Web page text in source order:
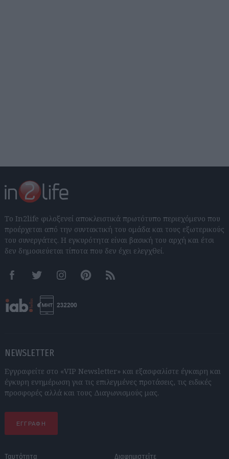
Το In2life φιλοξενεί αποκλειστικά πρωτότυπο περιεχόμενο που
προέρχεται από την συντακτική του ομάδα και τους εξωτερικούς
του συνεργάτες. Η εγκυρότητα είναι βασική του αρχή και έτσι
δεν δημοσιεύεται τίποτα που δεν έχει ελεγχθεί.
FacebookTwitter InstagramPinterestRSS feeds
NEWSLETTER
Εγγραφείτε στο «VIP Newsletter» και εξασφαλίστε έγκαιρη και
έγκυρη ενημέρωση για τις επιλεγμένες προτάσεις, τις ειδικές
προσφορές αλλά και τους Διαγωνισμούς μας.
ΕΓΓΡΑΦΗ
Ταυτότητα Διαφημιστείτε